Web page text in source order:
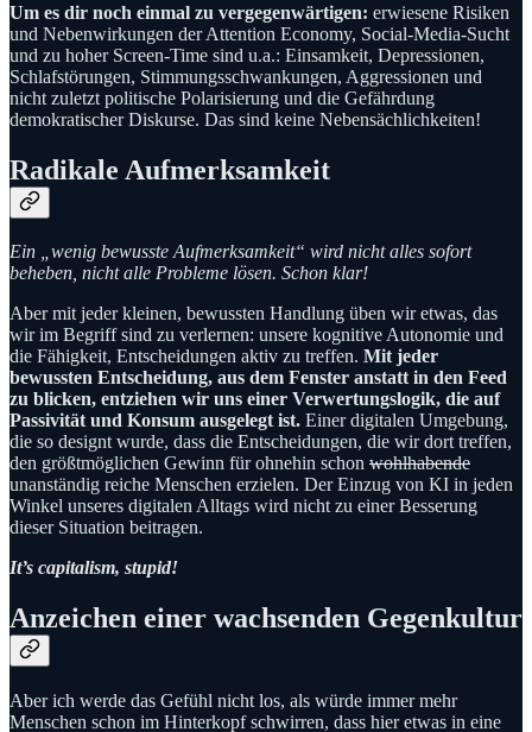
Um es dir noch einmal zu vergegenwärtigen: erwiesene Risiken
und Nebenwirkungen der Attention Economy, Social-Media-Sucht
und zu hoher Screen-Time sind u.a.: Einsamkeit, Depressionen,
Schlafstörungen, Stimmungsschwankungen, Aggressionen und
nicht zuletzt politische Polarisierung und die Gefährdung
demokratischer Diskurse. Das sind keine Nebensächlichkeiten!
Radikale Aufmerksamkeit
Ein „wenig bewusste Aufmerksamkeit“ wird nicht alles sofort
beheben, nicht alle Probleme lösen. Schon klar!
Aber mit jeder kleinen, bewussten Handlung üben wir etwas, das
wir im Begriff sind zu verlernen: unsere kognitive Autonomie und
die Fähigkeit, Entscheidungen aktiv zu treffen. Mit jeder
bewussten Entscheidung, aus dem Fenster anstatt in den Feed
zu blicken, entziehen wir uns einer Verwertungslogik, die auf
Passivität und Konsum ausgelegt ist. Einer digitalen Umgebung,
die so designt wurde, dass die Entscheidungen, die wir dort treffen,
den größtmöglichen Gewinn für ohnehin schon wohlhabende
unanständig reiche Menschen erzielen. Der Einzug von KI in jeden
Winkel unseres digitalen Alltags wird nicht zu einer Besserung
dieser Situation beitragen.
It’s capitalism, stupid!
Anzeichen einer wachsenden Gegenkultur
Aber ich werde das Gefühl nicht los, als würde immer mehr
Menschen schon im Hinterkopf schwirren, dass hier etwas in eine